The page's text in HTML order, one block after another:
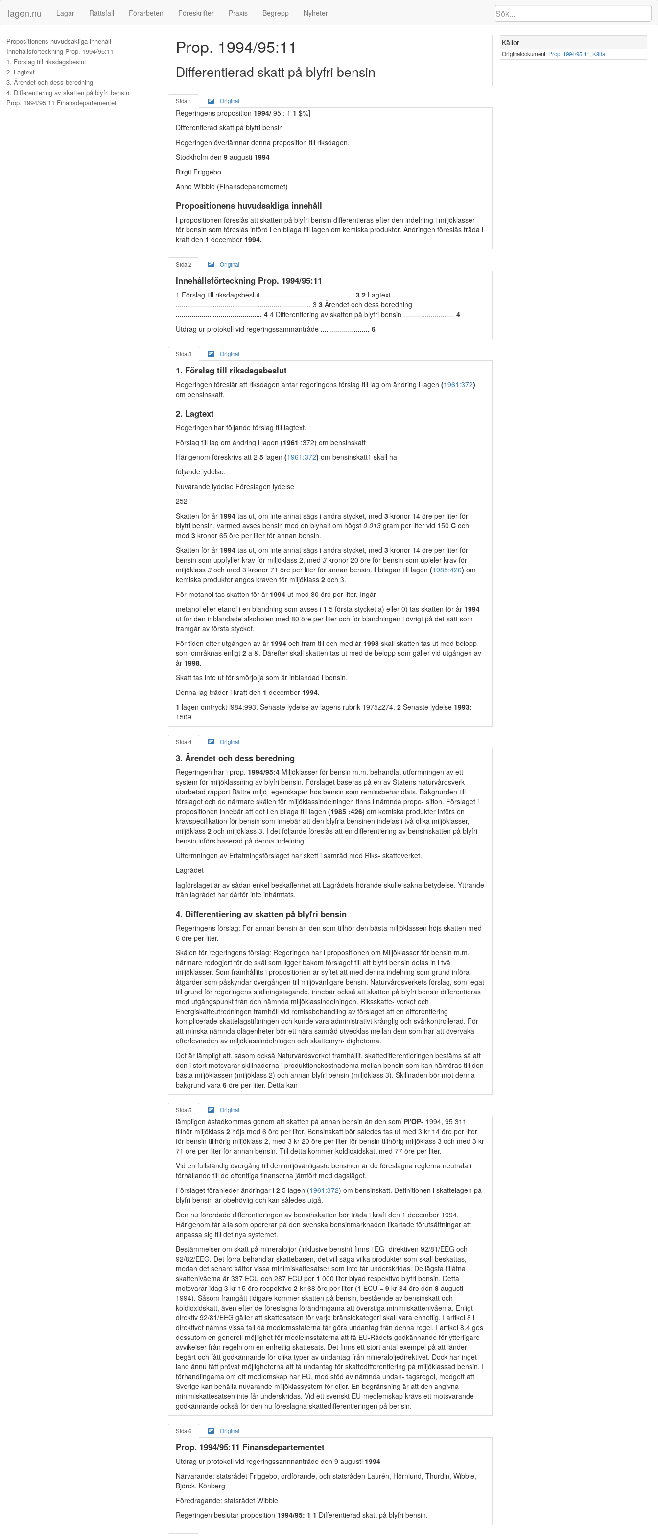
lagen.nu Lagar Rättsfall Förarbeten Föreskrifter Praxis Begrepp Nyheter
Propositionens huvudsakliga innehåll
Innehållsförteckning Prop. 1994/95:11
1. Förslag till riksdagsbeslut
2. Lagtext
3. Ärendet och dess beredning
4. Differentiering av skatten på blyfri bensin
Prop. 1994/95:11 Finansdepartementet
Prop. 1994/95:11
Differentierad skatt på blyfri bensin
Källor
Originaldokument: Prop. 1994/95:11, Källa
Sida 1 Original
Regeringens proposition 1994/ 95 : 1 1 $%]
Differentierad skatt på blyfri bensin
Regeringen överlämnar denna proposition till riksdagen.
Stockholm den 9 augusti 1994
Birgit Friggebo
Anne Wibble (Finansdepanememet)
Propositionens huvudsakliga innehåll
I propositionen föreslås att skatten på blyfri bensin differentieras efter den indelning i miljöklasser
för bensin som föreslås införd i en bilaga till lagen om kemiska produkter. Ändringen föreslås träda i
kraft den 1 december 1994.
Sida 2 Original
Innehållsförteckning Prop. 1994/95:11
1 Förslag till riksdagsbeslut ............................................... 3 2 Lagtext
..................................................................... 3 3 Ärendet och dess beredning
............................................ 4 4 Differentiering av skatten på blyfri bensin .......................... 4
Utdrag ur protokoll vid regeringssammantråde ......................... 6
Sida 3 Original
1. Förslag till riksdagsbeslut
Regeringen föreslår att riksdagen antar regeringens förslag till lag om ändring i lagen (1961:372)
om bensinskatt.
2. Lagtext
Regeringen har följande förslag till lagtext.
Förslag till lag om ändring i lagen (1961 :372) om bensinskatt
Härigenom föreskrivs att 2 5 lagen (1961:372) om bensinskatt1 skall ha
följande lydelse.
Nuvarande lydelse Föreslagen lydelse
252
Skatten för år 1994 tas ut, om inte annat sägs i andra stycket, med 3 kronor 14 öre per liter för
blyfri bensin, varmed avses bensin med en blyhalt om högst 0,013 gram per liter vid 150 C och
med 3 kronor 65 öre per liter för annan bensin.
Skatten för år 1994 tas ut, om inte annat sägs i andra stycket, med 3 kronor 14 öre per liter för
bensin som uppfyller krav för miljöklass 2, med 3 kronor 20 öre för bensin som upleler krav för
miljöklass 3 och med 3 kronor 71 öre per liter för annan bensin. I bilagan till lagen (1985:426) om
kemiska produkter anges kraven för miljöklass 2 och 3.
För metanol tas skatten för år 1994 ut med 80 öre per liter. Ingår
metanol eller etanol i en blandning som avses i 1 5 första stycket a) eller 0) tas skatten för år 1994
ut för den inblandade alkoholen med 80 öre per liter och för blandningen i övrigt på det sätt som
framgår av första stycket.
För tiden efter utgången av år 1994 och fram till och med år 1998 skall skatten tas ut med belopp
som områknas enligt 2 a &. Därefter skall skatten tas ut med de belopp som gäller vid utgången av
år 1998.
Skatt tas inte ut för smörjolja som är inblandad i bensin.
Denna lag träder i kraft den 1 december 1994.
1 lagen omtryckt l984:993. Senaste lydelse av lagens rubrik 1975z274. 2 Senaste lydelse 1993:
1509.
Sida 4 Original
3. Ärendet och dess beredning
Regeringen har i prop. 1994/95:4 Miljöklasser för bensin m.m. behandlat utformningen av ett
system för miljöklassning av blyfri bensin. Förslaget baseras på en av Statens naturvårdsverk
utarbetad rapport Bättre miljö- egenskaper hos bensin som remissbehandlats. Bakgrunden till
förslaget och de närmare skälen för miljöklassindelningen finns i nämnda propo- sition. Förslaget i
propositionen innebär att det i en bilaga till lagen (1985 :426) om kemiska produkter införs en
kravspecifikation för bensin som innebär att den blyfria bensinen indelas i två olika miljöklasser,
miljöklass 2 och miljöklass 3. I det följande föreslås att en differentiering av bensinskatten på blyfri
bensin införs baserad på denna indelning.
Utformningen av Erfatmingsförslaget har skett i samråd med Riks- skatteverket.
Lagrådet
lagförslaget är av sådan enkel beskaffenhet att Lagrådets hörande skulle sakna betydelse. Yttrande
från lagrådet har därför inte inhämtats.
4. Differentiering av skatten på blyfri bensin
Regeringens förslag: För annan bensin än den som tillhör den bästa miljöklassen höjs skatten med
6 öre per liter.
Skälen för regeringens förslag: Regeringen har i propositionen om Miljöklasser för bensin m.m.
närmare redogjort för de skäl som ligger bakom förslaget till att blyfri bensin delas in i två
miljöklasser. Som framhållits i propositionen är syftet att med denna indelning som grund införa
åtgärder som påskyndar övergången till miljövänligare bensin. Naturvårdsverkets förslag, som legat
till grund för regeringens ställningstagande, innebär också att skatten på blyfri bensin differentieras
med utgångspunkt från den nämnda miljöklassindelningen. Riksskatte- verket och
Energiskatteutredningen framhöll vid remissbehandling av förslaget att en differentiering
komplicerade skattelagstiftningen och kunde vara administrativt krånglig och svårkontrollerad. För
att minska nämnda olägenheter bör ett nära samråd utvecklas mellan dem som har att övervaka
efterlevnaden av miljöklassindelningen och skattemyn- dighetema.
Det är lämpligt att, såsom också Naturvårdsverket framhållit, skattedifferentieringen bestäms så att
den i stort motsvarar skillnaderna i produktionskostnadema mellan bensin som kan hänföras till den
bästa miljöklassen (miljöklass 2) och annan blyfri bensin (miljöklass 3). Skillnaden bör mot denna
bakgrund vara 6 öre per liter. Detta kan
Sida 5 Original
lämpligen åstadkommas genom att skatten på annan bensin än den som PI'OP- 1994, 95 311
tillhör miljöklass 2 höjs med 6 öre per liter. Bensinskatt bör således tas ut med 3 kr 14 öre per liter
för bensin tillhörig miljöklass 2, med 3 kr 20 öre per liter för bensin tillhörig miljöklass 3 och med 3 kr
71 öre per liter för annan bensin. Till detta kommer koldioxidskatt med 77 öre per liter.
Vid en fullständig övergång till den miljövänligaste bensinen är de föreslagna reglerna neutrala i
förhållande till de offentliga finanserna jämfört med dagsläget.
Förslaget föranleder ändringar i 2 5 lagen (1961:372) om bensinskatt. Definitionen i skattelagen på
blyfri bensin är obehövlig och kan således utgå.
Den nu förordade differentieringen av bensinskatten bör träda i kraft den 1 december 1994.
Härigenom får alla som opererar på den svenska bensinmarknaden likartade förutsättningar att
anpassa sig till det nya systemet.
Bestämmelser om skatt på mineraloljor (inklusive bensin) finns i EG- direktiven 92/81/EEG och
92/82/EEG. Det förra behandlar skattebasen, det vill säga vilka produkter som skall beskattas,
medan det senare sätter vissa minimiskattesatser som inte får underskridas. De lägsta tillåtna
skattenivåema är 337 ECU och 287 ECU per 1 000 liter blyad respektive blyfri bensin. Detta
motsvarar idag 3 kr 15 öre respektive 2 kr 68 öre per liter (1 ECU = 9 kr 34 öre den 8 augusti
1994). Såsom framgått tidigare kommer skatten på bensin, bestående av bensinskatt och
koldioxidskatt, även efter de föreslagna förändringama att överstiga minimiskattenivåema. Enligt
direktiv 92/81/EEG gäller att skattesatsen för varje bränslekategori skall vara enhetlig. I artikel 8 i
direktivet nämns vissa fall då medlemsstaterna får göra undantag från denna regel. I artikel 8.4 ges
dessutom en generell möjlighet för medlemsstaterna att få EU-Rådets godkännande för ytterligare
avvikelser från regeln om en enhetlig skattesats. Det finns ett stort antal exempel på att länder
begärt och fått godkännande för olika typer av undantag från mineraloljedirektivet. Dock har inget
land ännu fått prövat möjligheterna att få undantag för skattedifferentiering på miljöklassad bensin. I
förhandlingama om ett medlemskap har EU, med stöd av nämnda undan- tagsregel, medgett att
Sverige kan behålla nuvarande miljöklassystem för oljor. En begränsning är att den angivna
minimiskattesatsen inte får underskridas. Vid ett svenskt EU-medlemskap krävs ett motsvarande
godkännande också för den nu föreslagna skattedifferentieringen på bensin.
Sida 6 Original
Prop. 1994/95:11 Finansdepartementet
Utdrag ur protokoll vid regeringssannnanträde den 9 augusti 1994
Närvarande: statsrådet Friggebo, ordförande, och statsråden Laurén, Hörnlund, Thurdin, Wibble,
Björck, Könberg
Föredragande: statsrådet Wibble
Regeringen beslutar proposition 1994/95: 1 1 Differentierad skatt på blyfri bensin.